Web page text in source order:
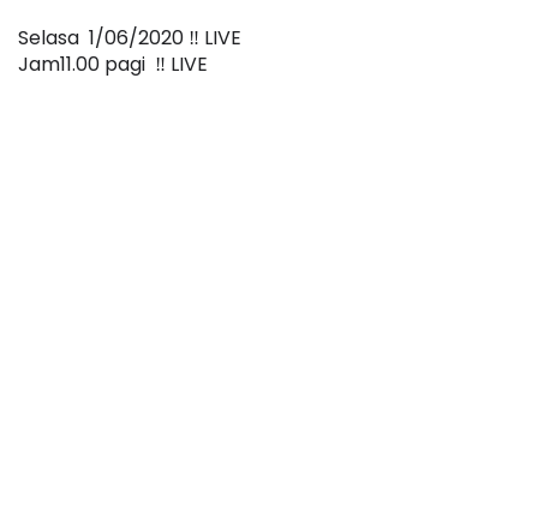
Selasa  1/06/2020 ‼️ LIVE
Jam11.00 pagi  ‼️ LIVE